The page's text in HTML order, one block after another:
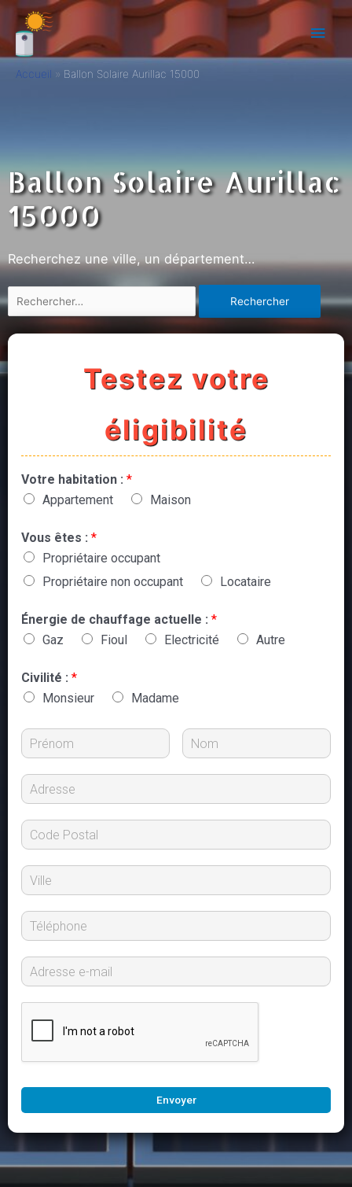
Accueil Ballon Solaire Aurillac 15000
Ballon Solaire Aurillac
15000
Recherchez une ville, un département…
Testez votre
éligibilité
Votre habitation : *
Appartement
Maison
Vous êtes : *
Propriétaire occupant
Propriétaire non occupant
Locataire
Énergie de chauffage actuelle : *
Gaz
Fioul Electricité Autre
Civilité : *
Monsieur
Madame
Envoyer